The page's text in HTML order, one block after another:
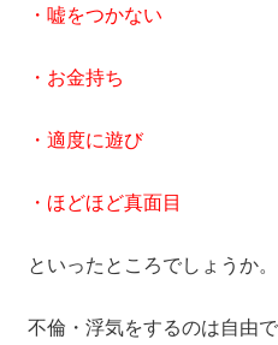
・嘘をつかない
・お金持ち
・適度に遊び
・ほどほど真面目
といったところでしょうか。
不倫・浮気をするのは自由